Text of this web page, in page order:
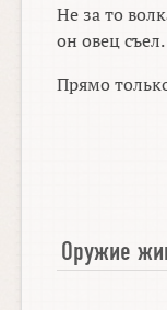
Не за то
он овец съел.
Прямо
Оружие